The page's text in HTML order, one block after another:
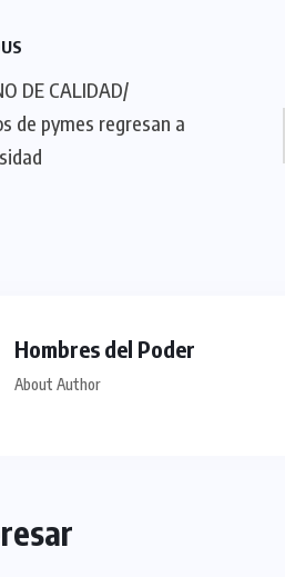
DE CALIDAD/
de pymes regresan a
Hombres del Poder
About Author